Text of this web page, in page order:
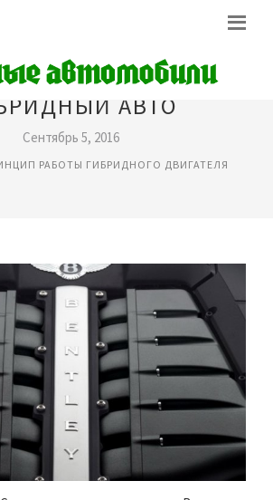
АВТО
Сентябрь 5, 2016
РАБОТЫ ГИБРИДНОГО ДВИГАТЕЛЯ